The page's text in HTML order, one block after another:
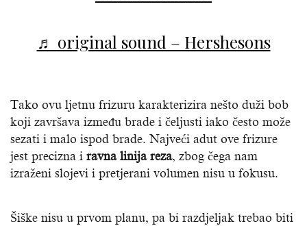
♬ original sound – Hershesons
Tako ovu ljetnu frizuru karakterizira nešto duži bob
koji završava između brade i čeljusti iako često može
sezati i malo ispod brade. Najveći adut ove frizure
jest precizna i ravna linija reza, zbog čega nam
izraženi slojevi i pretjerani volumen nisu u fokusu.
Šiške nisu u prvom planu, pa bi razdjeljak trebao biti